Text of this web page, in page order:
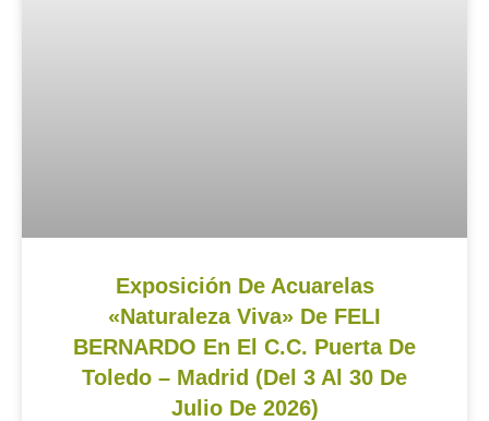
Exposición De Acuarelas
«Naturaleza Viva» De FELI
BERNARDO En El C.C. Puerta De
Toledo – Madrid (del 3 Al 30 De
Julio De 2026)